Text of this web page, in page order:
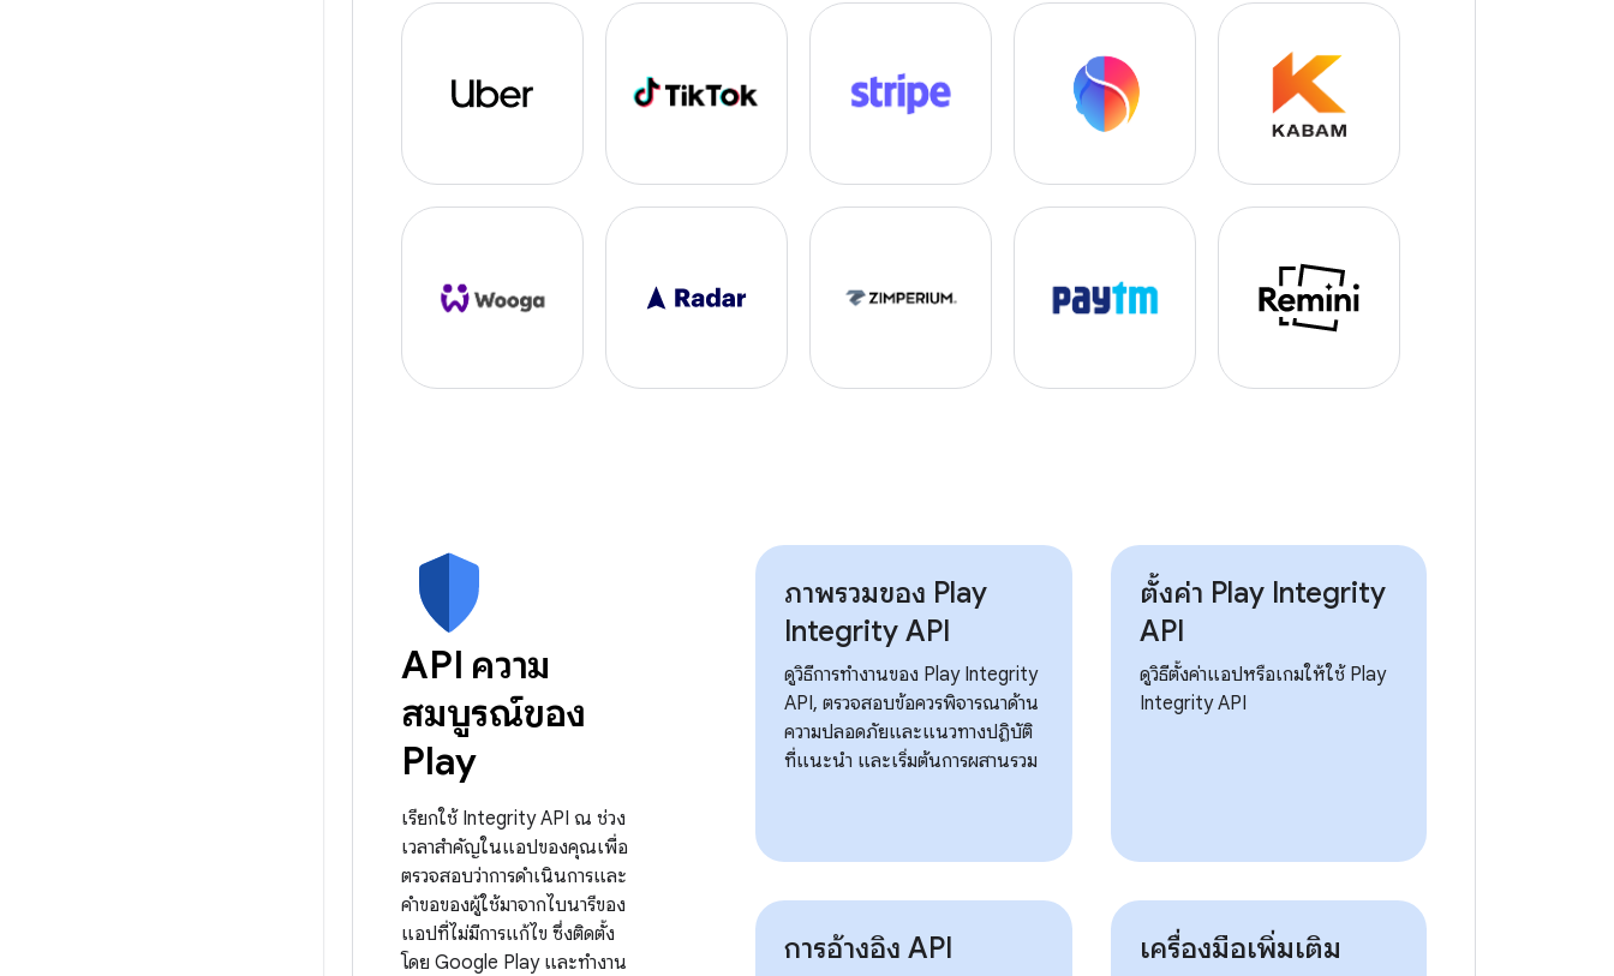
API ความ
สมบูรณ์ของ
Play
เรียกใช้ Integrity API ณ ช่วง
เวลาสำคัญในแอปของคุณเพื่อ
ตรวจสอบว่าการดำเนินการและ
คำขอของผู้ใช้มาจากไบนารีของ
แอปที่ไม่มีการแก้ไข ซึ่งติดตั้ง
โดย Google Play และทำงาน
ภาพรวมของ Play
Integrity API
ดูวิธีการทำงานของ Play Integrity
API, ตรวจสอบข้อควรพิจารณาด้าน
ความปลอดภัยและแนวทางปฏิบัติ
ที่แนะนำ และเริ่มต้นการผสานรวม
ตั้งค่า Play Integrity
API
ดูวิธีตั้งค่าแอปหรือเกมให้ใช้ Play
Integrity API
การอ้างอิง API เครื่องมือเพิ่มเติม